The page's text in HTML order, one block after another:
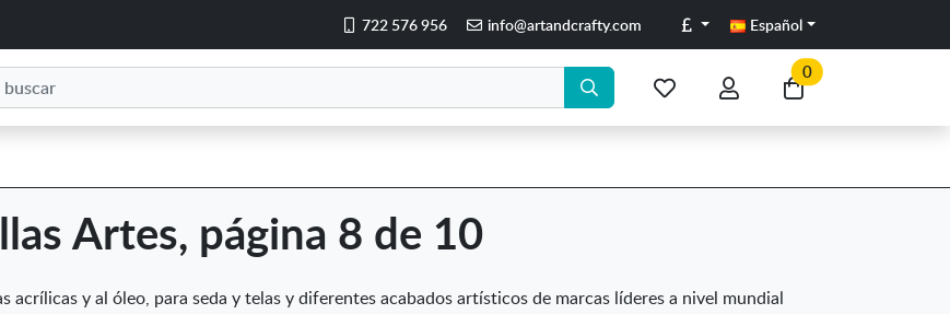
722 576 956 info@artandcrafty.com Libras Español
artículoscuenta
Ir
a
compra
0
Artes, página 8 de 10
acrílicas y al óleo, para seda y telas y diferentes acabados artísticos de marcas líderes a nivel mundial